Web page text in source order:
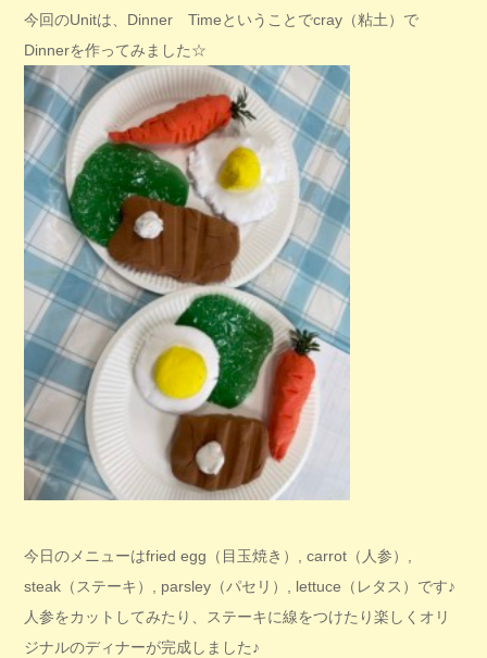
今回のUnitは、Dinner Timeということでcray（粘土）で
Dinnerを作ってみました☆
今日のメニューはfried egg（目玉焼き）, carrot（人参）,
steak（ステーキ）, parsley（パセリ）, lettuce（レタス）です♪
人参をカットしてみたり、ステーキに線をつけたり楽しくオリ
ジナルのディナーが完成しました♪